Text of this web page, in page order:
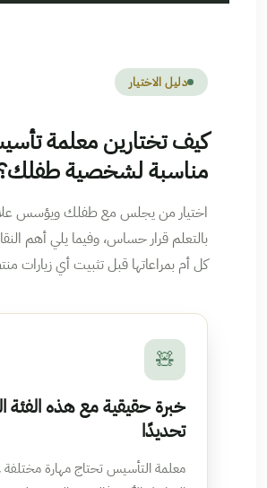
دليل الاختيار
كيف تختارين معلمة
مناسبة لشخصية
اختيار من يجلس مع طفلك ويؤسس
بالتعلم قرار حساس، وفيما يلي أهم
كل أم بمراعاتها قبل تثبيت أي زيارات
🧸
خبرة حقيقية مع هذه الفئة
تحديدًا
معلمة التأسيس تحتاج مهارة